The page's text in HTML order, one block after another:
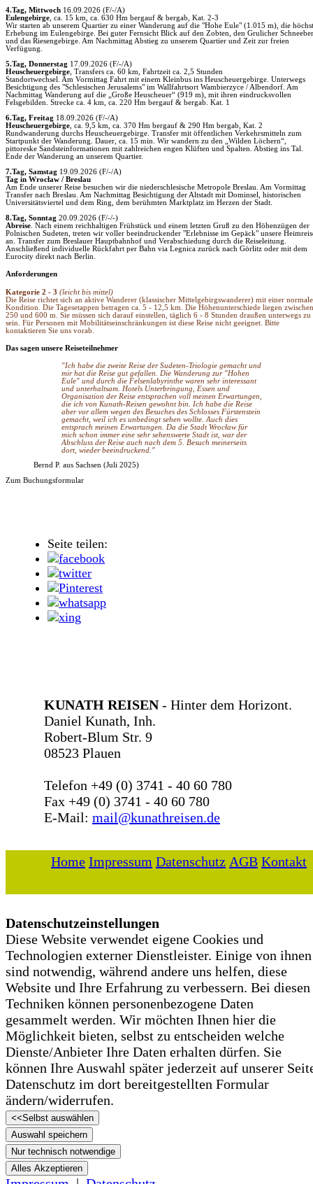
4.Tag, Mittwoch 16.09.2026 (F/­-/­A)
Eulengebirge, ca. 15 km, ca. 630 Hm bergauf & bergab, Kat. 2-3
Wir starten ab unserem Quartier zu einer Wanderung auf die "Hohe Eule" (1.015 m), die
Erhebung im Eulengebirge. Bei guter Fernsicht Blick auf den Zobten, den Grulicher
und das Riesengebirge. Am Nachmittag Abstieg zu unserem Quartier und Zeit zur freien
Verfügung.
5.Tag, Donnerstag 17.09.2026 (F/­-/­A)
Heuscheuergebirge, Transfers ca. 60 km, Fahrtzeit ca. 2,5 Stunden
Standortwechsel. Am Vormittag Fahrt mit einem Kleinbus ins Heuscheuergebirge. Unterwegs
Besichtigung des "Schlesischen Jerusalems" im Wallfahrtsort Wambierzyce /­ Albendorf. Am
Nachmittag Wanderung auf die „Große Heuscheuer“ (919 m), mit ihren eindrucksvollen
Felsgebilden. Strecke ca. 4 km, ca. 220 Hm bergauf & bergab. Kat. 1
6.Tag, Freitag 18.09.2026 (F/­-/­A)
Heuscheuergebirge, ca. 9,5 km, ca. 370 Hm bergauf & 290 Hm bergab, Kat. 2
Rundwanderung durchs Heuscheuergebirge. Transfer mit öffentlichen Verkehrsmitteln zum
Startpunkt der Wanderung. Dauer, ca. 15 min. Wir wandern zu den „Wilden Löchern“,
pittoreske Sandsteinformationen mit zahlreichen engen Klüften und Spalten. Abstieg ins Tal.
Ende der Wanderung an unserem Quartier.
7.Tag, Samstag 19.09.2026 (F/­-/­A)
Tag in Wrocław /­ Breslau
Am Ende unserer Reise besuchen wir die niederschlesische Metropole Breslau. Am Vormittag
Transfer nach Breslau. Am Nachmittag Besichtigung der Altstadt mit Dominsel, historischen
Universitätsviertel und dem Ring, dem berühmten Marktplatz im Herzen der Stadt.
8.Tag, Sonntag 20.09.2026 (F/­-/­-)
Abreise. Nach einem reichhaltigen Frühstück und einem letzten Gruß zu den Höhenzügen der
Polnischen Sudeten, treten wir voller beeindruckender "Erlebnisse im Gepäck" unsere
an. Transfer zum Breslauer Hauptbahnhof und Verabschiedung durch die Reiseleitung.
Anschließend individuelle Rückfahrt per Bahn via Legnica zurück nach Görlitz oder mit dem
Eurocity direkt nach Berlin.
Anforderungen
Kategorie 2 - 3 (leicht bis mittel)
Die Reise richtet sich an aktive Wanderer (klassischer Mittelgebirgswanderer) mit einer
Kondition. Die Tagesetappen betragen ca. 5 - 12,5 km. Die Höhenunterschiede liegen zwischen
250 und 600 m. Sie müssen sich darauf einstellen, täglich 6 - 8 Stunden draußen unterwegs zu
sein. Für Personen mit Mobilitätseinschränkungen ist diese Reise nicht geeignet. Bitte
kontaktieren Sie uns vorab.
Das sagen unsere Reiseteilnehmer
"Ich habe die zweite Reise der Sudeten-Triologie gemacht und
mir hat die Reise gut gefallen. Die Wanderung zur "Hohen
Eule" und durch die Felsenlabyrinthe waren sehr interessant
und unterhaltsam. Hotels Unterbringung, Essen und
Organisation der Reise entsprachen voll meinen Erwartungen,
die ich von Kunath-Reisen gewohnt bin. Ich habe die Reise
aber vor allem wegen des Besuches des Schlosses Fürstenstein
gemacht, weil ich es unbedingt sehen wollte. Auch dies
entsprach meinen Erwartungen. Da die Stadt Wrocław für
mich schon immer eine sehr sehenswerte Stadt ist, war der
Abschluss der Reise auch nach dem 5. Besuch meinerseits
dort, wieder beeindruckend."
Bernd P. aus Sachsen (Juli 2025)
Zum Buchungsformular
Seite teilen:
KUNATH REISEN- Hinter dem Horizont.
Daniel Kunath, Inh.
Robert-Blum Str. 9
08523 Plauen
Telefon +49 (0) 3741 - 40 60 780
Fax +49 (0) 3741 - 40 60 780
E-Mail: mail@kunathreisen.de
Home Impressum Datenschutz AGB Kontakt
Datenschutzeinstellungen
Diese Website verwendet eigene Cookies und
Technologien externer Dienstleister. Einige von ihnen
sind notwendig, während andere uns helfen, diese
Website und Ihre Erfahrung zu verbessern. Bei diesen
Techniken können personenbezogene Daten
gesammelt werden. Wir möchten Ihnen hier die
Möglichkeit bieten, selbst zu entscheiden welche
Dienste/­­­Anbieter Ihre Daten erhalten dürfen. Sie
können Ihre Auswahl später jederzeit auf unserer
Datenschutz im dort bereitgestellten Formular
ändern/­­­widerrufen.
<<Selbst auswählen
Auswahl speichern
Nur technisch notwendige
Alles Akzeptieren